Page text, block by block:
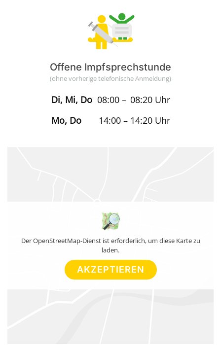
Offene Impfsprechstunde
(ohne vorherige telefonische Anmeldung)
Di, Mi, Do08:00 – 08:20 Uhr
Mo, Do
14:00 – 14:20 Uhr
Der OpenStreetMap-Dienst ist erforderlich, um diese Karte zu
laden.
AKZEPTIEREN